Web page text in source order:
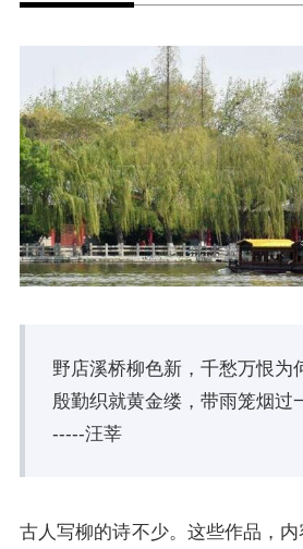
野店溪桥柳色新，千愁万恨为
殷勤织就黄金缕，带雨笼烟过
-----汪莘
古人写柳的诗不少。这些作品，